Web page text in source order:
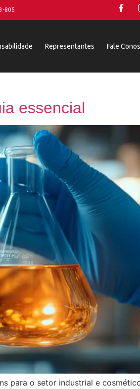
805
Representantes Fale
essencial
para o setor industrial e